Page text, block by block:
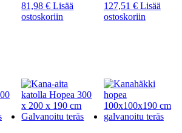
81,98€ Lisää
ostoskoriin
127,51 € Lisää
ostoskoriin